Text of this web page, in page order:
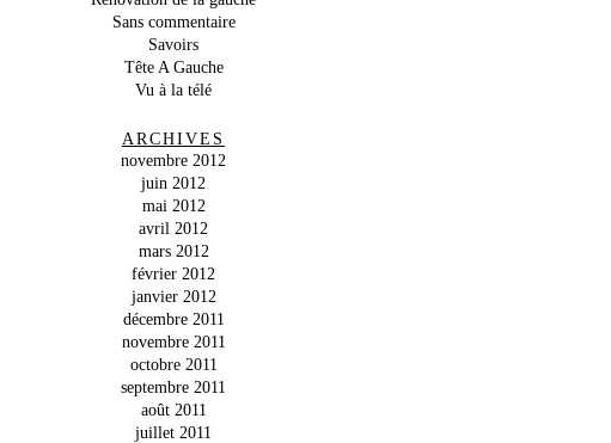
Sans commentaire
Savoirs
Tête A Gauche
Vu à la télé
ARCHIVES
novembre 2012
juin 2012
mai 2012
avril 2012
mars 2012
février 2012
janvier 2012
décembre 2011
novembre 2011
octobre 2011
septembre 2011
août 2011
juillet 2011